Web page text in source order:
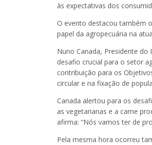
às expectativas dos
O evento destacou também
papel da agropecuária na
Nuno Canada, Presidente
desafio crucial para o setor
contribuição para os
circular e na fixação de
Canada alertou para os
as vegetarianas e a carne
afirma: “Nós vamos ter de
Pela mesma hora ocorreu